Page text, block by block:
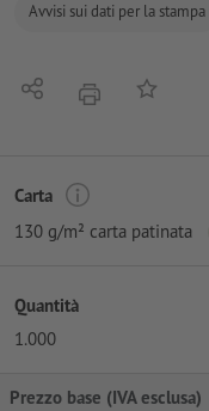
Avvisi sui dati per la stampa
Condividistamparealla lista
Carta
130 g/m² carta patinata
Quantità
1.000
Prezzo base (IVA esclusa)